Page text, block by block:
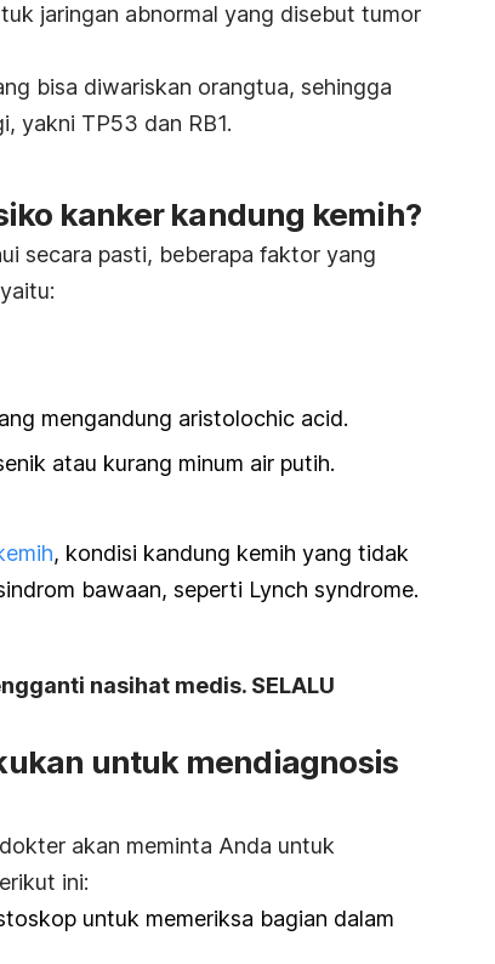
jaringan abnormal yang disebut tumor
bisa diwariskan orangtua, sehingga
yakni TP53 dan RB1.
kanker kandung kemih?
secara pasti, beberapa faktor yang
mengandung aristolochic acid.
atau kurang minum air putih.
, kondisi kandung kemih yang tidak
bawaan, seperti Lynch syndrome.
nasihat medis. SELALU
untuk mendiagnosis
akan meminta Anda untuk
ini:
untuk memeriksa bagian dalam